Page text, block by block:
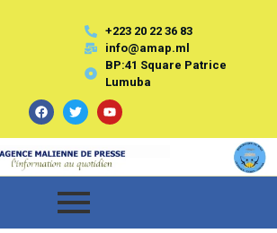
+223 20 22 36 83
info@amap.ml
BP:41 Square Patrice
Lumuba